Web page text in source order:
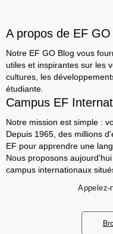
A propos de EF GO
Notre EF GO Blog vous
utiles et inspirantes sur les
cultures, les
étudiante.
Campus EF
Notre mission est simple :
Depuis 1965, des millions
EF pour apprendre une
Nous proposons
campus internationaux
Appelez-